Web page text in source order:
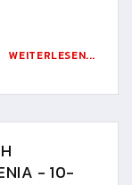
WEITERLESEN...
- 10-